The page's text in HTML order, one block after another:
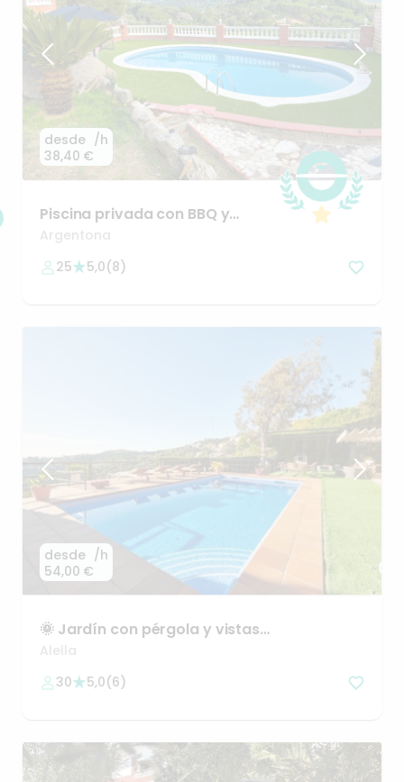
desde
38,40 €
/h
Piscina privada con BBQ y
terraza panorámica
Argentona
25
5,0(8)
desde
54,00 €
/h
🌞 Jardín con pérgola y vistas
espectaculares
Alella
30
5,0(6)